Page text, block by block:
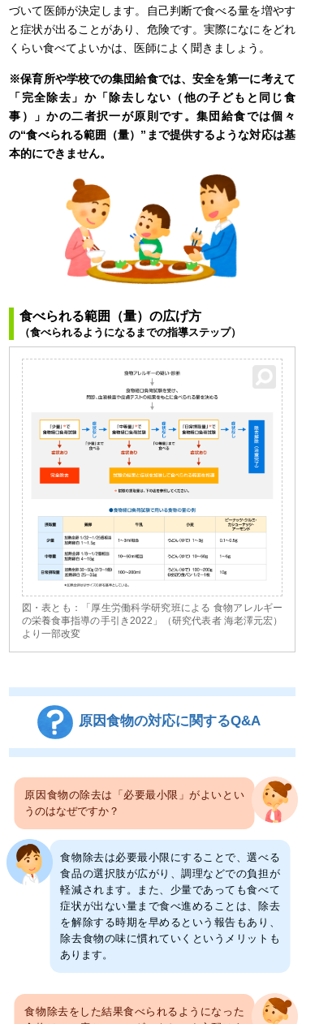
づいて医師が決定します。自己判断で食べる量を増やす
と症状が出ることがあり、危険です。実際になにをどれ
くらい食べてよいかは、医師によく聞きましょう。
※保育所や学校での集団給食では、安全を第一に考えて
「完全除去」か「除去しない（他の子どもと同じ食
事）」かの二者択一が原則です。集団給食では個々
の“食べられる範囲（量）”まで提供するような対応は基
本的にできません。
食べられる範囲（量）の広げ方
（食べられるようになるまでの指導ステップ）
図・表とも：「厚生労働科学研究班による 食物アレルギー
の栄養食事指導の手引き2022」（研究代表者 海老澤元宏）
より一部改変
原因食物の対応に関するQ&A
原因食物の除去は「必要最小限」がよいとい
うのはなぜですか？
食物除去は必要最小限にすることで、選べる
食品の選択肢が広がり、調理などでの負担が
軽減されます。また、少量であっても食べて
症状が出ない量まで食べ進めることは、除去
を解除する時期を早めるという報告もあり、
除去食物の味に慣れていくというメリットも
あります。
食物除去をした結果食べられるようになった